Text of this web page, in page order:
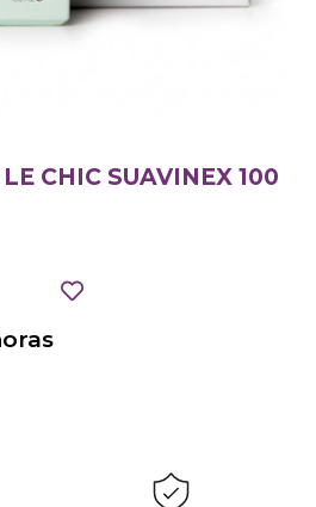
CHIC SUAVINEX 100